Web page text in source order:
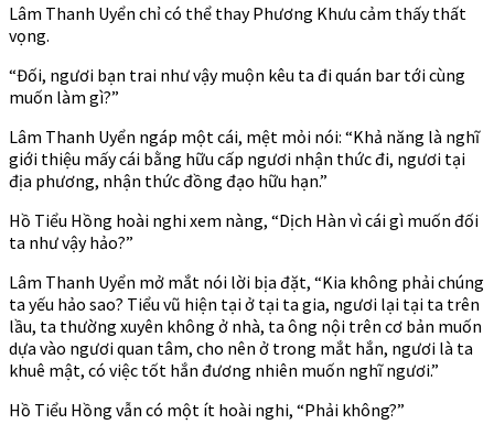
Lâm Thanh Uyển chỉ có thể thay Phương Khưu cảm thấy thất
vọng.
“Đối, ngươi bạn trai như vậy muộn kêu ta đi quán bar tới cùng
muốn làm gì?”
Lâm Thanh Uyển ngáp một cái, mệt mỏi nói: “Khả năng là nghĩ
giới thiệu mấy cái bằng hữu cấp ngươi nhận thức đi, ngươi tại
địa phương, nhận thức đồng đạo hữu hạn.”
Hồ Tiểu Hồng hoài nghi xem nàng, “Dịch Hàn vì cái gì muốn đối
ta như vậy hảo?”
Lâm Thanh Uyển mở mắt nói lời bịa đặt, “Kia không phải chúng
ta yếu hảo sao? Tiểu vũ hiện tại ở tại ta gia, ngươi lại tại ta trên
lầu, ta thường xuyên không ở nhà, ta ông nội trên cơ bản muốn
dựa vào ngươi quan tâm, cho nên ở trong mắt hắn, ngươi là ta
khuê mật, có việc tốt hắn đương nhiên muốn nghĩ ngươi.”
Hồ Tiểu Hồng vẫn có một ít hoài nghi, “Phải không?”